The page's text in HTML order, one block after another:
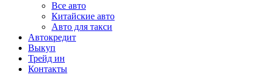
Все авто
Китайские авто
Авто для такси
Автокредит
Выкуп
Трейд ин
Контакты